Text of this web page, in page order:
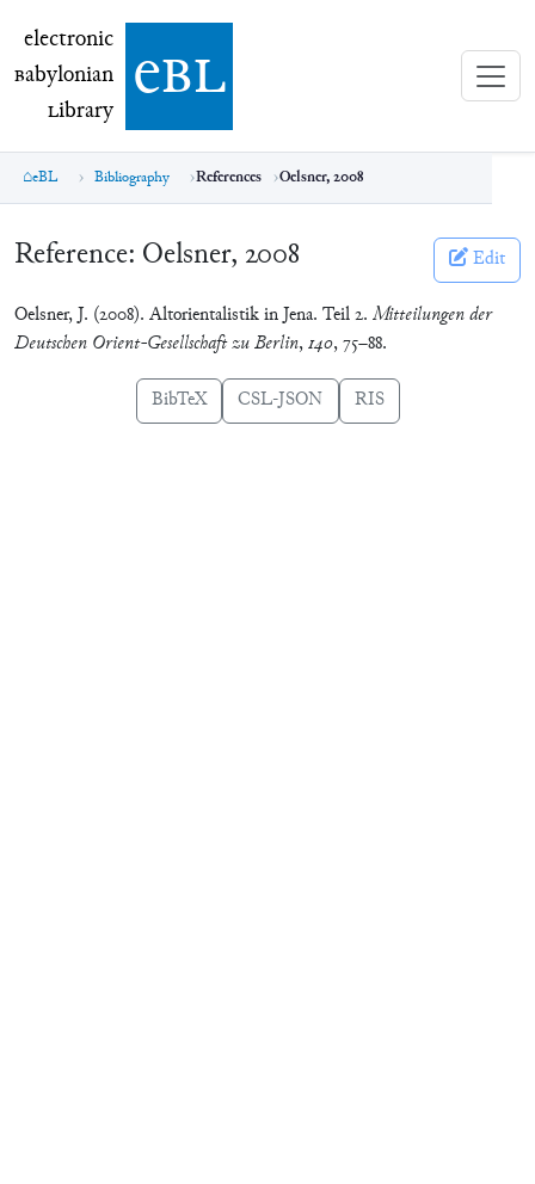
electronic Babylonian Library (eBL)
electronic
Babylonian
Library ebl
eBL Bibliography References Oelsner, 2008
Reference: Oelsner, 2008 Edit
Oelsner, J. (2008). Altorientalistik in Jena. Teil 2. Mitteilungen der
Deutschen Orient-Gesellschaft zu Berlin,140, 75–88.
BibTeX CSL-JSON RIS